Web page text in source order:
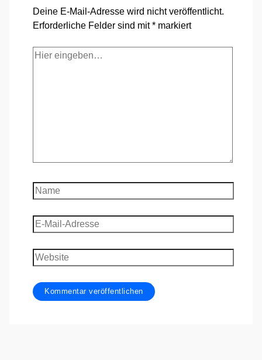
Deine E-Mail-Adresse wird nicht veröffentlicht.
Erforderliche Felder sind mit* markiert
Hier
Name
E-
Mail-
Adresse
Website